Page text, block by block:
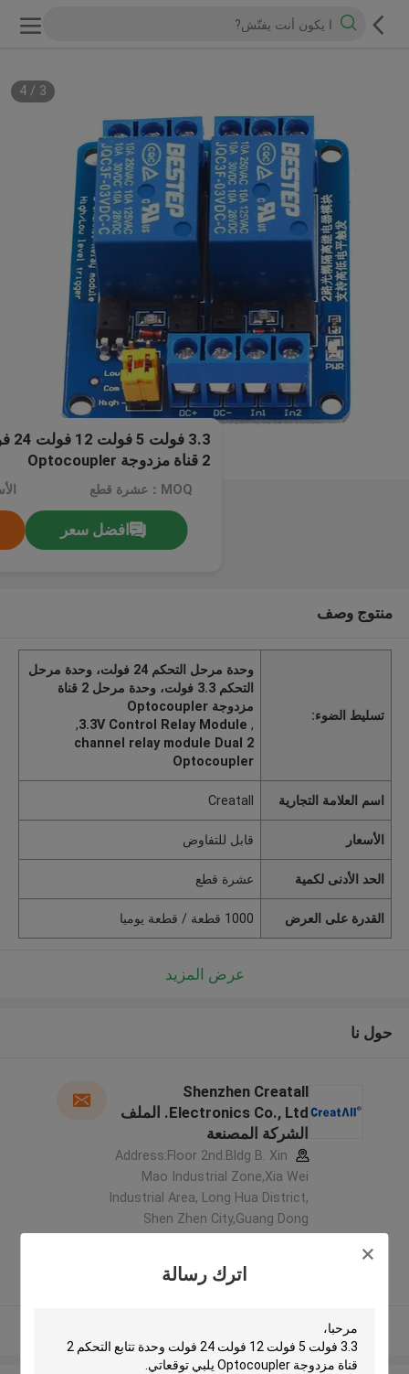
اترك رسالة
3
/
4
2 قناة مزدوجة Optocoupler
MOQ：عشرة قطع
افضل سعر
منتوج وصف
تسليط الضوء:
وحدة مرحل التحكم 24 فولت، وحدة مرحل
التحكم 3.3 فولت، وحدة مرحل 2 قناة
مزدوجة Optocoupler
,
3.3V Control Relay Module
,
2 channel relay module Dual
Optocoupler
اسم العلامة التجارية Creatall
الأسعار قابل للتفاوض
الحد الأدنى لكمية عشرة قطع
القدرة على العرض 1000 قطعة / قطعة يوميا
عرض المزيد
حول نا
Shenzhen Creatall
Electronics Co., Ltd. الملف
الشركة المصنعة
Address:Floor 2nd.Bldg B. Xin
Mao Industrial Zone,Xia Wei
Industrial Area, Long Hua District,
Shen Zhen City,Guang Dong
يدقّق ممون